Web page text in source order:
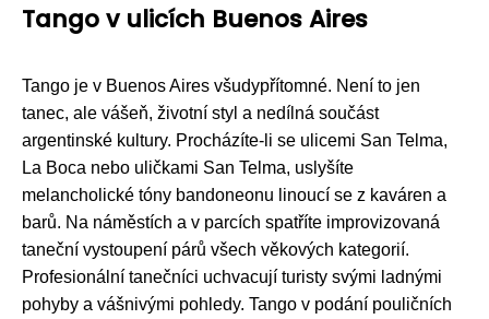
Tango v ulicích Buenos Aires
Tango je v Buenos Aires všudypřítomné. Není to jen
tanec, ale vášeň, životní styl a nedílná součást
argentinské kultury. Procházíte-li se ulicemi San Telma,
La Boca nebo uličkami San Telma, uslyšíte
melancholické tóny bandoneonu linoucí se z kaváren a
barů. Na náměstích a v parcích spatříte improvizovaná
taneční vystoupení párů všech věkových kategorií.
Profesionální tanečníci uchvacují turisty svými ladnými
pohyby a vášnivými pohledy. Tango v podání pouličních